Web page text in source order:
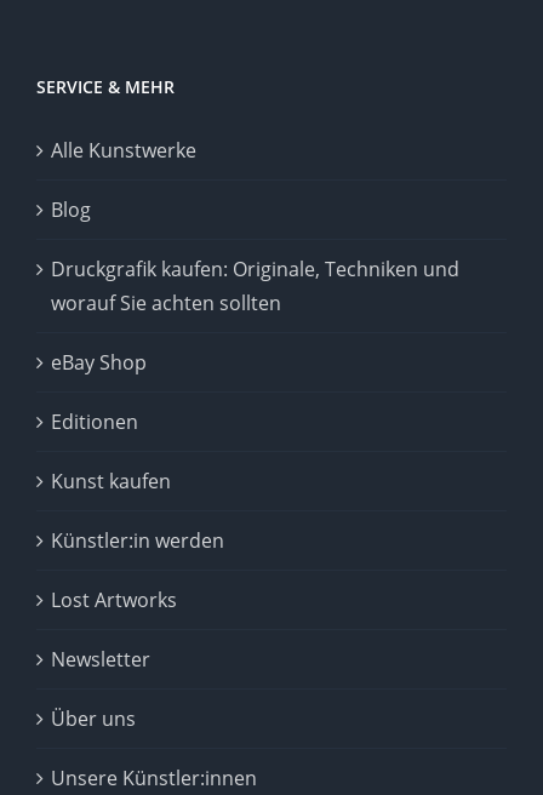
SERVICE & MEHR
Alle Kunstwerke
Blog
Druckgrafik kaufen: Originale, Techniken und
worauf Sie achten sollten
eBay Shop
Editionen
Kunst kaufen
Künstler:in werden
Lost Artworks
Newsletter
Über uns
Unsere Künstler:innen